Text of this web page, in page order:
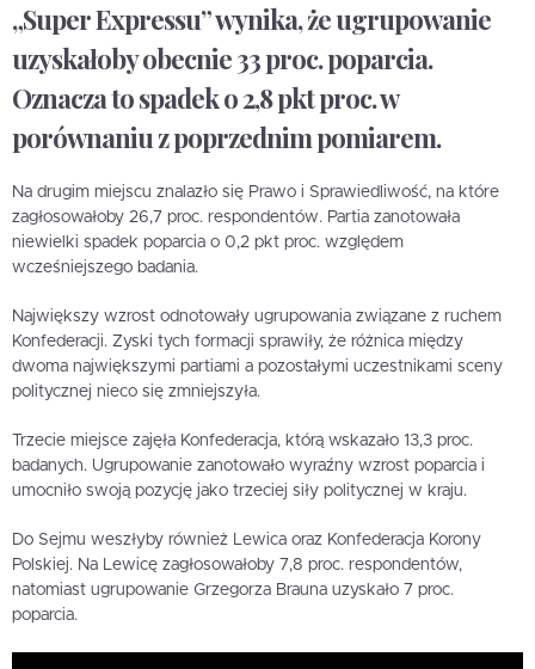
„Super Expressu” wynika, że ugrupowanie
uzyskałoby obecnie 33 proc. poparcia.
Oznacza to spadek o 2,8 pkt proc. w
porównaniu z poprzednim pomiarem.
Na drugim miejscu znalazło się Prawo i Sprawiedliwość, na które
zagłosowałoby 26,7 proc. respondentów. Partia zanotowała
niewielki spadek poparcia o 0,2 pkt proc. względem
wcześniejszego badania.
Największy wzrost odnotowały ugrupowania związane z ruchem
Konfederacji. Zyski tych formacji sprawiły, że różnica między
dwoma największymi partiami a pozostałymi uczestnikami sceny
politycznej nieco się zmniejszyła.
Trzecie miejsce zajęła Konfederacja, którą wskazało 13,3 proc.
badanych. Ugrupowanie zanotowało wyraźny wzrost poparcia i
umocniło swoją pozycję jako trzeciej siły politycznej w kraju.
Do Sejmu weszłyby również Lewica oraz Konfederacja Korony
Polskiej. Na Lewicę zagłosowałoby 7,8 proc. respondentów,
natomiast ugrupowanie Grzegorza Brauna uzyskało 7 proc.
poparcia.